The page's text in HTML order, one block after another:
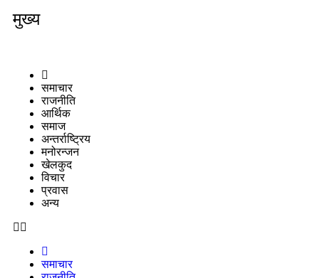
मुख्य
समाचार
राजनीति
आर्थिक
समाज
अन्तर्राष्ट्रिय
मनोरन्जन
खेलकुद
विचार
प्रवास
अन्य
समाचार